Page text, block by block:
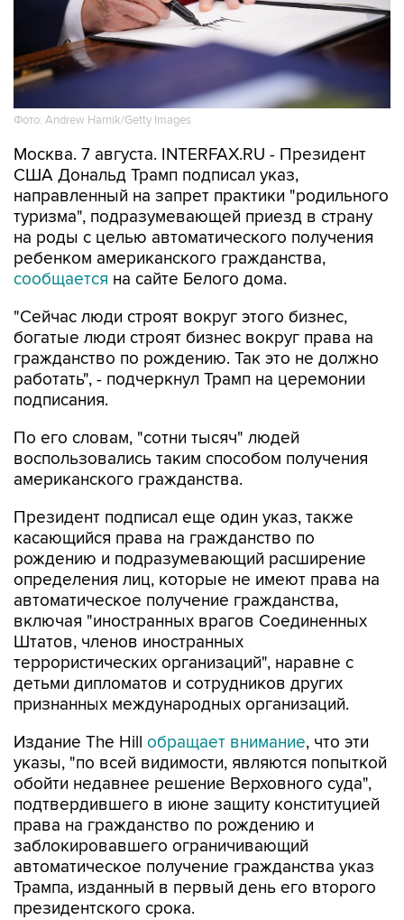
Фото: Andrew Harnik/Getty Images
Москва. 7 августа. INTERFAX.RU - Президент
США Дональд Трамп подписал указ,
направленный на запрет практики "родильного
туризма", подразумевающей приезд в страну
на роды с целью автоматического получения
ребенком американского гражданства,
сообщается на сайте Белого дома.
"Сейчас люди строят вокруг этого бизнес,
богатые люди строят бизнес вокруг права на
гражданство по рождению. Так это не должно
работать", - подчеркнул Трамп на церемонии
подписания.
По его словам, "сотни тысяч" людей
воспользовались таким способом получения
американского гражданства.
Президент подписал еще один указ, также
касающийся права на гражданство по
рождению и подразумевающий расширение
определения лиц, которые не имеют права на
автоматическое получение гражданства,
включая "иностранных врагов Соединенных
Штатов, членов иностранных
террористических организаций", наравне с
детьми дипломатов и сотрудников других
признанных международных организаций.
Издание The Hill обращает внимание, что эти
указы, "по всей видимости, являются попыткой
обойти недавнее решение Верховного суда",
подтвердившего в июне защиту конституцией
права на гражданство по рождению и
заблокировавшего ограничивающий
автоматическое получение гражданства указ
Трампа, изданный в первый день его второго
президентского срока.